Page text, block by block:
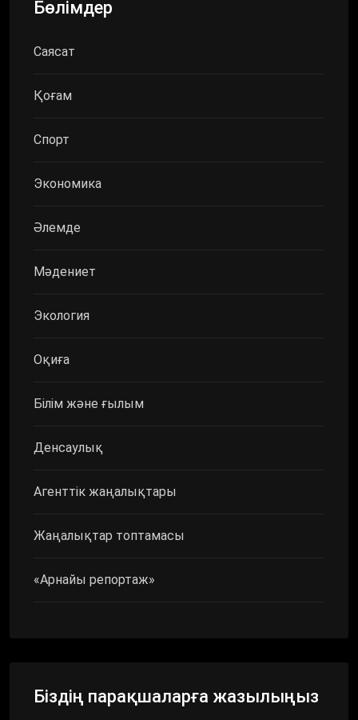
Бөлімдер
Саясат
Қоғам
Спорт
Экономика
Әлемде
Мәдениет
Экология
Оқиға
Білім және ғылым
Денсаулық
Агенттік жаңалықтары
Жаңалықтар топтамасы
«Арнайы репортаж»
Біздің парақшаларға жазылыңыз